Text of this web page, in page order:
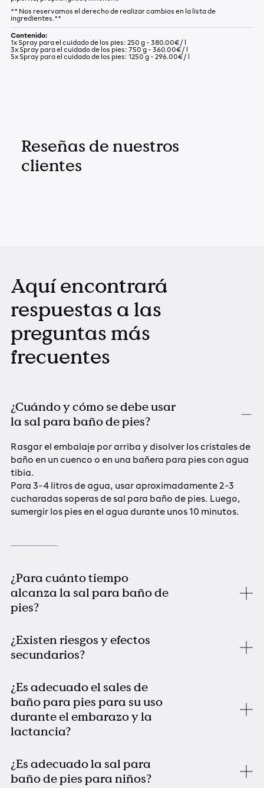
** Nos reservamos el derecho de realizar cambios en la lista de
ingredientes.**
Contenido:
1x Spray para el cuidado de los pies: 250 g - 380.00€ /
3x Spray para el cuidado de los pies: 750 g - 360.00€ /
5x Spray para el cuidado de los pies: 1250 g - 296.00€ /
Reseñas de nuestros
clientes
Aquí encontrará
respuestas a las
preguntas más
frecuentes
¿Cuándo y cómo se debe usar
la sal para baño de pies?
Rasgar el embalaje por arriba y disolver los cristales de
baño en un cuenco o en una bañera para pies con agua
tibia.
Para 3-4 litros de agua, usar aproximadamente 2-3
cucharadas soperas de sal para baño de pies. Luego,
sumergir los pies en el agua durante unos 10 minutos.
¿Para cuánto tiempo
alcanza la sal para baño de
pies?
¿Existen riesgos y efectos
secundarios?
¿Es adecuado el sales de
baño para pies para su uso
durante el embarazo y la
lactancia?
¿Es adecuado la sal para
baño de pies para niños?